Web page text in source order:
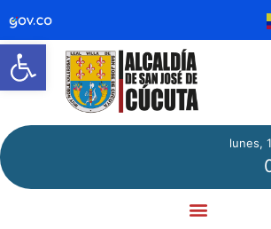
Abrir barra de
lunes,